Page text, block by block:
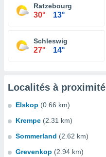
Ratzebourg
30° 13°
Schleswig
27° 14°
Localités à proximité
Elskop (0.66 km)
Krempe (2.31 km)
Sommerland (2.62 km)
Grevenkop (2.94 km)